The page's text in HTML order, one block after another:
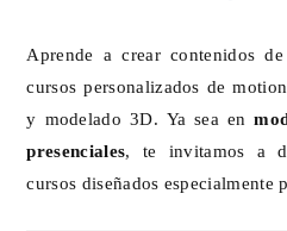
Aprende a crear contenidos
cursos personalizados de
y modelado 3D. Ya sea en
presenciales , te invitamos a
cursos diseñados especialmente